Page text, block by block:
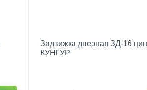
Задвижка дверная ЗД-16
КУНГУР